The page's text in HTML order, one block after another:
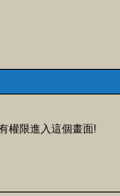
權限進入這個畫面!